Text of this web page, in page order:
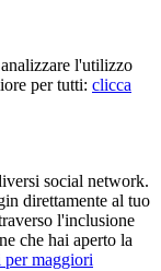
l'utilizzo
per tutti: clicca
social network.
direttamente al tuo
l'inclusione
che hai aperto la
per maggiori